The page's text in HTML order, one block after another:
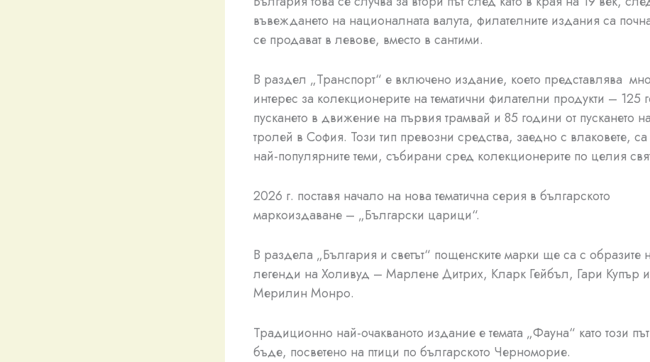
въвеждането на националната валута, филателните издания са
се продават в левове, вместо в сантими.
В раздел „Транспорт“ е включено издание, което представлява
интерес за колекционерите на тематични филателни продукти – 125
пускането в движение на първия трамвай и 85 години от пускането
тролей в София. Този тип превозни средства, заедно с влаковете,
най-популярните теми, събирани сред колекционерите по целия
2026 г. поставя начало на нова тематична серия в българското
маркоиздаване – „Български царици“.
В раздела „България и светът“ пощенските марки ще са с образите
легенди на Холивуд – Марлене Дитрих, Кларк Гейбъл, Гари Купър и
Мерилин Монро.
Традиционно най-очакваното издание е темата „Фауна“ като този
бъде, посветено на птици по българското Черноморие.